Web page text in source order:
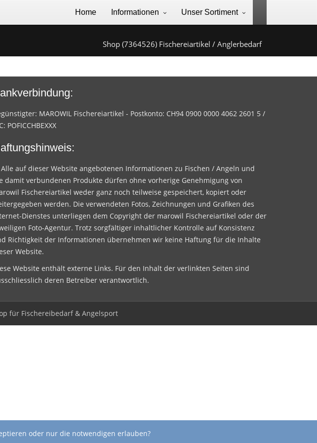
Home Informationen Unser Sortiment
Shop (7364526) Fischereiartikel / Anglerbedarf
MAROWIL Fischereiartikel - Postkonto: CH94 0900 0000 4062 2601 5 /
POFICCHBEXXX
auf dieser Website angebotenen Informationen zu Fischen / Angeln und
damit verbundenen Produkte dürfen ohne vorherige Genehmigung von
Fischereiartikel weder ganz noch teilweise gespeichert, kopiert oder
werden. Die verwendeten Fotos, Zeichnungen und Grafiken des
Dienstes unterliegen dem Copyright der marowil Fischereiartikel oder der
Foto-Agentur. Trotz sorgfältiger inhaltlicher Kontrolle auf Konsistenz
Richtigkeit der Informationen übernehmen wir keine Haftung für die Inhalte
Website.
Website enthält externe Links. Für den Inhalt der verlinkten Seiten sind
deren Betreiber verantwortlich.
für Fischereibedarf & Angelsport
oder nur die notwendigen erlauben?